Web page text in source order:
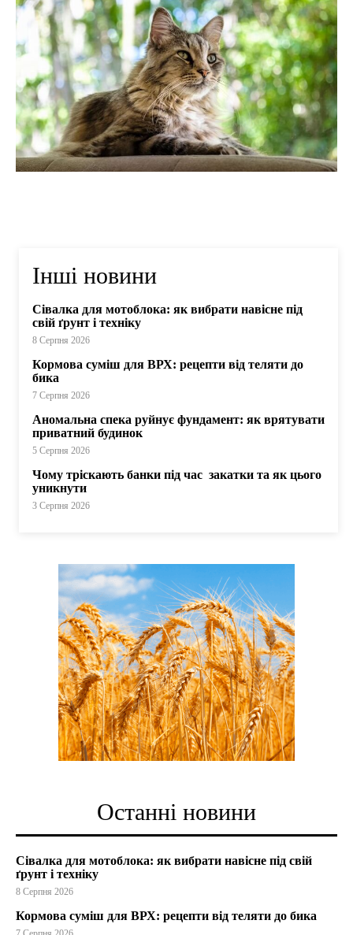
Інші новини
Сівалка для мотоблока: як вибрати навісне під
свій ґрунт і техніку
8 Серпня 2026
Кормова суміш для ВРХ: рецепти від теляти до
бика
7 Серпня 2026
Аномальна спека руйнує фундамент: як врятувати
приватний будинок
5 Серпня 2026
Чому тріскають банки під час закатки та як цього
уникнути
3 Серпня 2026
Останні новини
Сівалка для мотоблока: як вибрати навісне під свій
ґрунт і техніку
8 Серпня 2026
Кормова суміш для ВРХ: рецепти від теляти до бика